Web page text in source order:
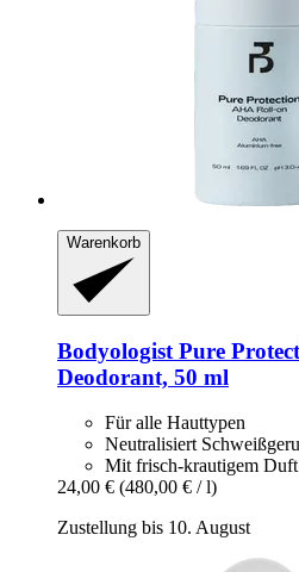
Warenkorb
Bodyologist Pure
Deodorant, 50 ml
Für alle Hauttypen
Neutralisiert
Mit frisch-krautigem Duft
24,00 € (480,00 € / l)
Zustellung bis 10. August